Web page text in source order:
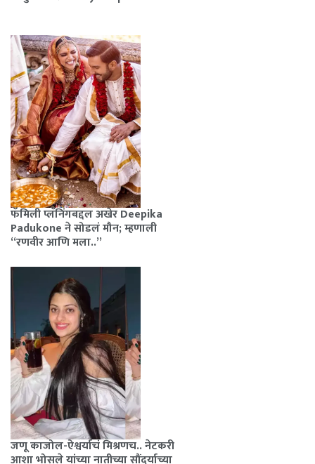
फॅमिली प्लॅनिंगबद्दल अखेर Deepika
Padukone ने सोडलं मौन; म्हणाली
“रणवीर आणि मला..”
जणू काजोल-ऐश्वर्याचं मिश्रणच.. नेटकरी